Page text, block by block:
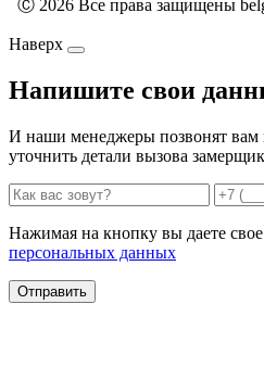
Ⓒ 2026 Все права защищены
Наверх
Напишите свои
И наши менеджеры позвонят вам
уточнить детали вызова
Нажимая на кнопку вы даете свое
персональных данных
Отправить